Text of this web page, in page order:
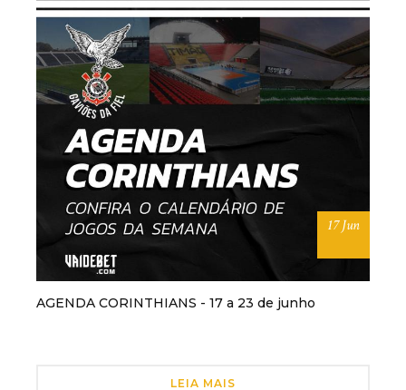
17 Jun
AGENDA CORINTHIANS - 17 a 23 de junho
LEIA MAIS